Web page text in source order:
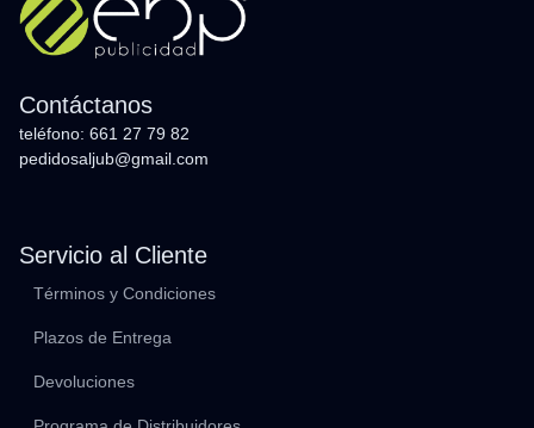
Contáctanos
teléfono: 661 27 79 82
pedidosaljub@gmail.com
Servicio al Cliente
Términos y Condiciones
Plazos de Entrega
Devoluciones